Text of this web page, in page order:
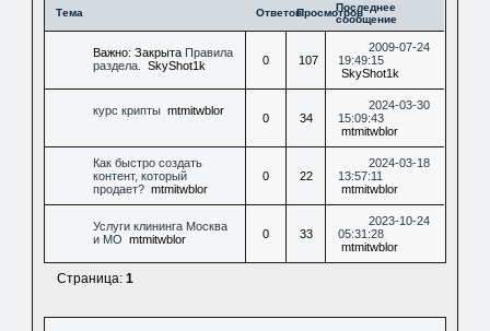
Тема ОтветовПросмотровПоследнее
сообщение
Важно: Закрыта Правила
раздела.
SkyShot1k 0 107
2009-07-24
19:49:15
SkyShot1k
курс крипты mtmitwblor
0 34
2024-03-30
15:09:43
mtmitwblor
Как быстро создать
контент, который
продает? mtmitwblor
0 22
2024-03-18
13:57:11
mtmitwblor
Услуги клининга Москва
и МО
mtmitwblor 0 33
2023-10-24
05:31:28
mtmitwblor
Страница:1